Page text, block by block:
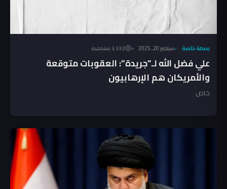
بصمة خاصة سبتمبر 20, 2025 3٬332 مشاهدة
علي فضل الله لـ”جريدة”: العقوبات متوقعة
والأمريكان هم الإرهابيون
خاص